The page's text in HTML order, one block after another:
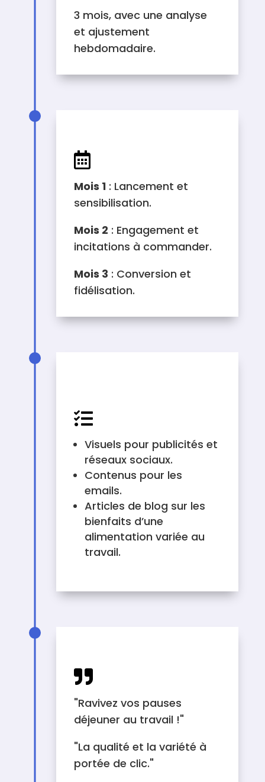
3 mois, avec une analyse
et ajustement
hebdomadaire.

Mois 1: Lancement et
sensibilisation.
Mois 2 : Engagement et
incitations à commander.
Mois 3 : Conversion et
fidélisation.

Visuels pour publicités et
réseaux sociaux.
Contenus pour les
emails.
Articles de blog sur les
bienfaits d’une
alimentation variée au
travail.

"Ravivez vos pauses
déjeuner au travail !"
"La qualité et la variété à
portée de clic."